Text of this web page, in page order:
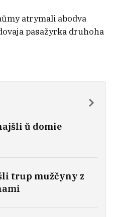
atrymali abodva
pasažyrka druhoha
ŭ domie
trup mužčyny z
Žonka
hrošy i na jaje